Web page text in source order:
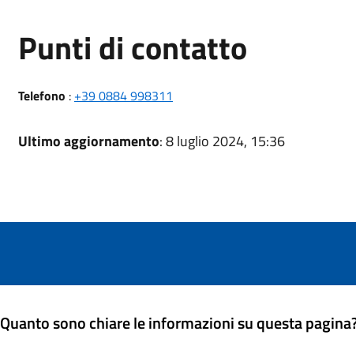
Punti di contatto
Telefono : +39 0884 998311
Ultimo aggiornamento: 8 luglio 2024, 15:36
Quanto sono chiare le informazioni su questa